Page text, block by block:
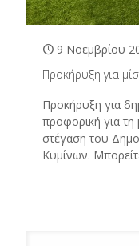
9 Νοεμβρίου
Προκήρυξη για
Προκήρυξη για
προφορική για τη
στέγαση του
Κυμίνων.